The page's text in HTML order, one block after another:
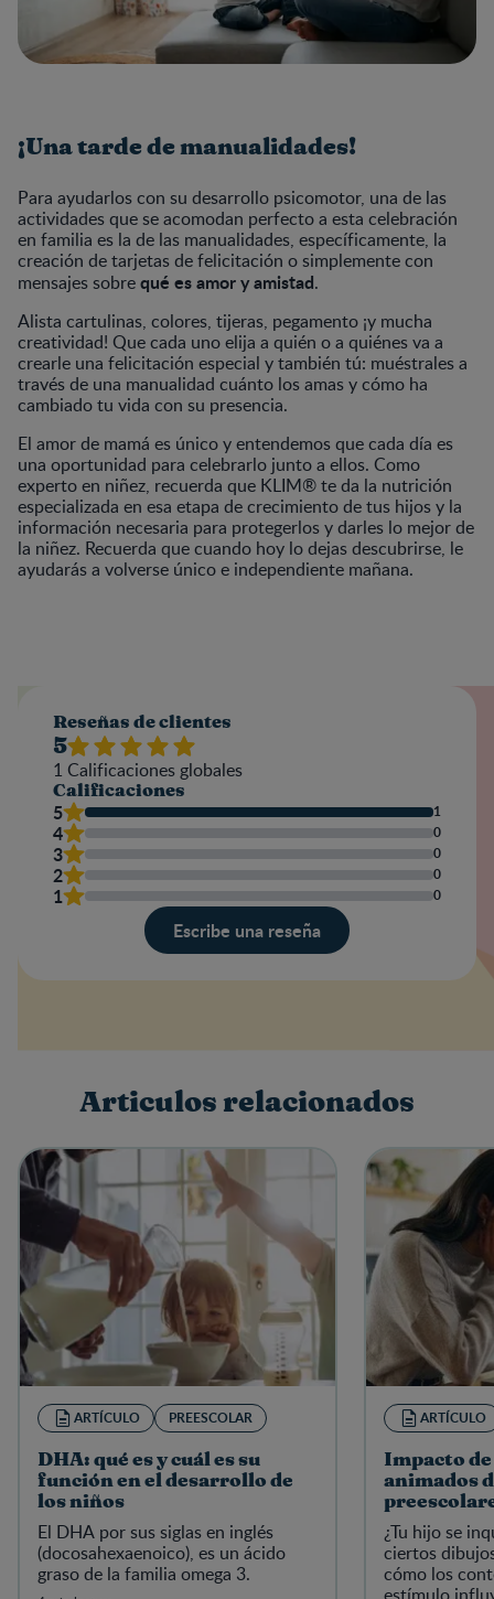
¡Una tarde de manualidades!
Para ayudarlos con su desarrollo psicomotor, una de las
actividades que se acomodan perfecto a esta celebración
en familia es la de las manualidades, específicamente, la
creación de tarjetas de felicitación o simplemente con
mensajes sobrequé es amor y amistad.
Alista cartulinas, colores, tijeras, pegamento ¡y mucha
creatividad! Que cada uno elija a quién o a quiénes va a
crearle una felicitación especial y también tú: muéstrales a
través de una manualidad cuánto los amas y cómo ha
cambiado tu vida con su presencia.
El amor de mamá es único y entendemos que cada día es
una oportunidad para celebrarlo junto a ellos. Como
experto en niñez, recuerda que KLIM® te da la nutrición
especializada en esa etapa de crecimiento de tus hijos y la
información necesaria para protegerlos y darles lo mejor de
la niñez. Recuerda que cuando hoy lo dejas descubrirse, le
ayudarás a volverse único e independiente mañana.
Reseñas de clientes
5
1 Calificaciones globales
Calificaciones
5 1
4 0
3 0
2 0
1 0
Escribe una reseña
Escribe una reseña
Articulos relacionados
ARTÍCULO PREESCOLAR
DHA: qué es y cuál es su
función en el desarrollo de
los niños
El DHA por sus siglas en inglés
(docosahexaenoico), es un ácido
graso de la familia omega 3.
ARTÍCULO
Impacto
animados
¿Tu hijo se
ciertos
cómo los
estímulo